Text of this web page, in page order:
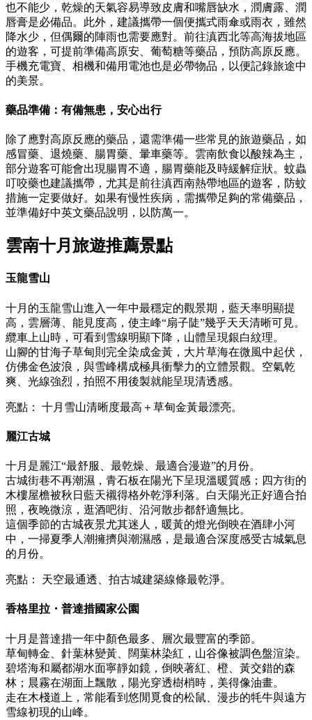
也不能少，乾燥的天氣容易導致皮膚和嘴唇缺水，潤膚露、潤
唇膏是必備品。此外，建議攜帶一個便攜式雨傘或雨衣，雖然
降水少，但偶爾的陣雨也需要應對。前往滇西北等高海拔地區
的遊客，可提前準備高原安、葡萄糖等藥品，預防高原反應。
手機充電寶、相機和備用電池也是必帶物品，以便記錄旅途中
的美景。
藥品準備：有備無患，安心出行
除了應對高原反應的藥品，還需準備一些常見的旅遊藥品，如
感冒藥、退燒藥、腸胃藥、暈車藥等。雲南飲食以酸辣為主，
部分遊客可能會出現腸胃不適，腸胃藥能及時緩解症狀。蚊蟲
叮咬藥也建議攜帶，尤其是前往滇西南熱帶地區的遊客，防蚊
措施一定要做好。如果有慢性疾病，需攜帶足夠的常備藥品，
並準備好中英文藥品說明，以防萬一。
雲南十月旅遊推薦景點
玉龍雪山
十月的玉龍雪山進入一年中最穩定的觀景期，藍天率明顯提
高，雲層薄、能見度高，使主峰“扇子陡”幾乎天天清晰可見。
纜車上山時，可看到雪線明顯下降，山體呈現銀白紋理。
山腳的甘海子草甸則完全染成金黃，大片草海在微風中起伏，
仿佛金色波浪，與雪峰構成極具衝擊力的立體景觀。空氣乾
爽、光線強烈，拍照不用後製就能呈現清透感。
亮點： 十月雪山清晰度最高＋草甸金黃最漂亮。
麗江古城
十月是麗江“最舒服、最乾燥、最適合漫遊”的月份。
古城街巷不再潮濕，青石板在陽光下呈現溫暖質感；四方街的
木樓屋檐被秋日藍天襯得格外乾淨利落。白天陽光正好適合拍
照，夜晚微涼，逛酒吧街、沿河散步都舒適無比。
這個季節的古城夜景尤其迷人，暖黃的燈光倒映在酒肆小河
中，一掃夏季人潮擁擠與潮濕感，是最適合深度感受古城氣息
的月份。
亮點： 天空最通透、拍古城建築線條最乾淨。
香格里拉・普達措國家公園
十月是普達措一年中顏色最多、層次最豐富的季節。
草甸轉金、針葉林變黃、闊葉林染紅，山谷像被調色盤渲染。
碧塔海和屬都湖水面寧靜如鏡，倒映著紅、橙、黃交錯的森
林；晨霧在湖面上飄散，陽光穿透樹梢時，美得像油畫。
走在木棧道上，常能看到悠閒覓食的松鼠、漫步的牦牛與遠方
雪線初現的山峰。